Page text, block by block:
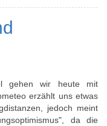
gehen wir heute mit
erzählt uns etwas
jedoch meint
da die